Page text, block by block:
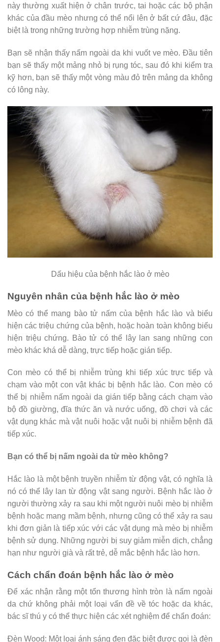
này thường xuất hiện ở chân trước, tai hoặc các bộ phận
khác của đầu mèo nhưng có thể nổi lên ở bất cứ đâu, đặc
biệt là trong những trường hợp nhiễm trùng nặng.
Bạn sẽ nhận thấy nấm ngoài da khi vuốt ve mèo. Đầu tiên
bạn sẽ thấy một mảng nhỏ bị rụng tóc, sau đó khi kiểm tra
kỹ hơn, bạn sẽ thấy một vòng màu đỏ trên mảng da không
có lông này.
Dấu hiệu của bệnh hắc lào ở mèo
Nguyên nhân của bệnh hắc lào ở mèo
Mèo có thể mang bào tử nấm của bệnh hắc lào và biểu
hiện các triệu chứng của bệnh, hoặc hoàn toàn không biểu
hiện triệu chứng. Bào tử có thể lây lan sang những con
mèo khác khá dễ dàng, trực tiếp hoặc gián tiếp.
Con mèo có thể bị nhiễm trùng khi tiếp xúc trực tiếp và
chạm vào một con vật khác bị bệnh hắc lào. Con mèo có
thể bị nhiễm nấm ngoài da gián tiếp bằng cách chạm vào
bộ đồ giường, đĩa thức ăn và nước uống, đồ chơi và các
vật dụng khác mà vật nuôi hoặc vật nuôi bị nhiễm bệnh đã
tiếp xúc.
Bạn có thể bị nấm ngoài da từ mèo không?
Hắc lào là một bệnh truyền nhiễm từ động vật, có nghĩa là
nó có thể lây lan từ động vật sang người. Bệnh hắc lào ở
người thường xảy ra sau khi một người nuôi mèo bị nhiễm
bệnh hoặc mang mầm bệnh, nhưng cũng có thể xảy ra sau
khi đơn giản là tiếp xúc với các vật dụng mà mèo bị nhiễm
bệnh sử dụng. Những người bị suy giảm miễn dịch, chẳng
hạn như người già và rất trẻ, dễ mắc bệnh hắc lào hơn.
Cách chẩn đoán bệnh hắc lào ở mèo
Để xác nhận rằng một tổn thương hình tròn là nấm ngoài
da chứ không phải một loại vấn đề về tóc hoặc da khác,
bác sĩ thú y có thể thực hiện các xét nghiệm để chẩn đoán:
Đèn Wood: Một loại ánh sáng đen đặc biệt được gọi là đèn